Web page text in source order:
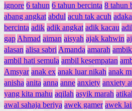
ignore 6 tahun 6 tahun bercinta 8 tahun
abang angkat abdul acuh tak acuh
bercinta adik adik angkat adik kacau
gap Ahmad aiman aisyah ajak kahwin
alasan alisa sabri Amanda amarah
ambil hati semula ambil kesempatan
Amsyar anak ex anak luar nikah anak
anisha anita anna anne anxiety anxiety
yang kita mahu aqilah asyik marah
awal sahaja beriya awek gamer awek